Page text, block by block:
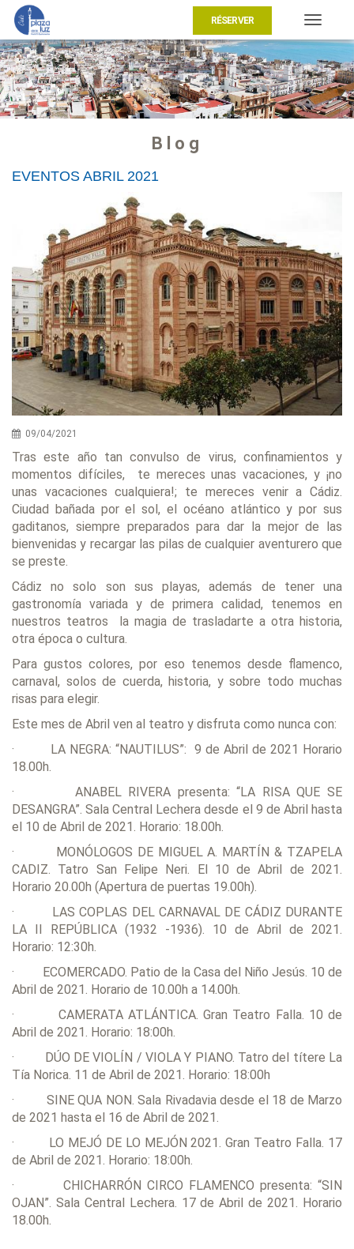
Toggle
RÉSERVER
Blog
EVENTOS ABRIL 2021
09/04/2021
Tras este año tan convulso de virus, confinamientos y
momentos difíciles, te mereces unas vacaciones, y ¡no
unas vacaciones cualquiera!; te mereces venir a Cádiz.
Ciudad bañada por el sol, el océano atlántico y por sus
gaditanos, siempre preparados para dar la mejor de las
bienvenidas y recargar las pilas de cualquier aventurero que
se preste.
Cádiz no solo son sus playas, además de tener una
gastronomía variada y de primera calidad, tenemos en
nuestros teatros la magia de trasladarte a otra historia,
otra época o cultura.
Para gustos colores, por eso tenemos desde flamenco,
carnaval, solos de cuerda, historia, y sobre todo muchas
risas para elegir.
Este mes de Abril ven al teatro y disfruta como nunca con:
· LA NEGRA: “NAUTILUS”: 9 de Abril de 2021 Horario
18.00h.
· ANABEL RIVERA presenta: “LA RISA QUE SE
DESANGRA”. Sala Central Lechera desde el 9 de Abril hasta
el 10 de Abril de 2021. Horario: 18.00h.
· MONÓLOGOS DE MIGUEL A. MARTÍN & TZAPELA
CADIZ. Tatro San Felipe Neri. El 10 de Abril de 2021.
Horario 20.00h (Apertura de puertas 19.00h).
· LAS COPLAS DEL CARNAVAL DE CÁDIZ DURANTE
LA II REPÚBLICA (1932 -1936). 10 de Abril de 2021.
Horario: 12:30h.
· ECOMERCADO. Patio de la Casa del Niño Jesús. 10 de
Abril de 2021. Horario de 10.00h a 14.00h.
· CAMERATA ATLÁNTICA. Gran Teatro Falla. 10 de
Abril de 2021. Horario: 18:00h.
· DÚO DE VIOLÍN / VIOLA Y PIANO. Tatro del títere La
Tía Norica. 11 de Abril de 2021. Horario: 18:00h
· SINE QUA NON. Sala Rivadavia desde el 18 de Marzo
de 2021 hasta el 16 de Abril de 2021.
· LO MEJÓ DE LO MEJÓN 2021. Gran Teatro Falla. 17
de Abril de 2021. Horario: 18:00h.
· CHICHARRÓN CIRCO FLAMENCO presenta: “SIN
OJAN”. Sala Central Lechera. 17 de Abril de 2021. Horario
18.00h.